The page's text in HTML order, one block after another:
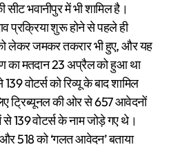
सीट भवानीपुर में भी शामिल है।
प्रक्रिया शुरू होने से पहले ही
लेकर जमकर तकरार भी हुए, और यह
का मतदान 23 अप्रैल को हुआ था
वोटर्स को रिव्यू के बाद शामिल
ट्रिब्यूनल की ओर से 657 आवेदनों
139 वोटर्स के नाम जोड़े गए थे।
518 को ‘गलत आवेदन’ बताया